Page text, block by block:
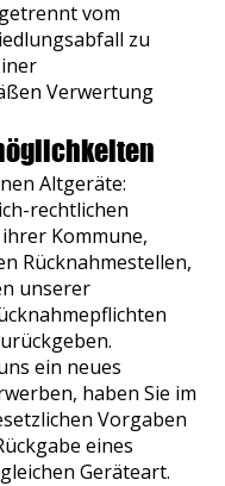
vom
zu
Verwertung
Altgeräte:
rechtlichen
Kommune,
Rücknahmestellen,
unserer
ein neues
haben Sie im
Vorgaben
eines
Geräteart.